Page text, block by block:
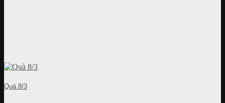
Quà 8/3